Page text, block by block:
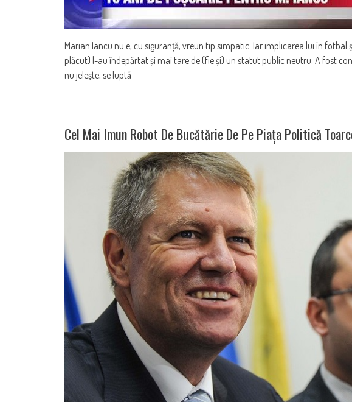
Marian Iancu nu e, cu siguranță, vreun tip simpatic. Iar implicarea lui în
plăcut) l-au îndepărtat și mai tare de (fie și) un statut public neutru. A fost
nu jelește, se luptă
Cel Mai Imun Robot De Bucătărie De Pe Piața Politică